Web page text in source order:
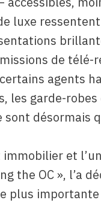
luxe
de
agents
les garde-
sont désormais
immobilier et
the OC », l’a
plus